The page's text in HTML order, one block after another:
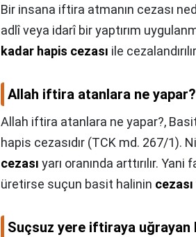
Bir insana iftira atmanın cezası
adlî veya idarî bir yaptırım
kadar hapis cezası ile
Allah iftira atanlara ne yapar?
Allah iftira atanlara ne yapar?,
hapis cezasıdır (TCK md. 267/1).
cezası yarı oranında arttırılır. Yani
üretirse suçun basit halinin cezası
Suçsuz yere iftiraya uğrayan